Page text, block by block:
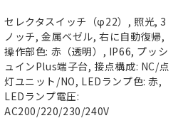
セレクタスイッチ（φ22）, 照光, 3
ノッチ, 金属ベゼル, 右に自動復帰,
操作部色: 赤（透明）, IP66, プッシ
ュインPlus端子台, 接点構成: NC/点
灯ユニット/NO, LEDランプ色: 赤,
LEDランプ電圧:
AC200/220/230/240V